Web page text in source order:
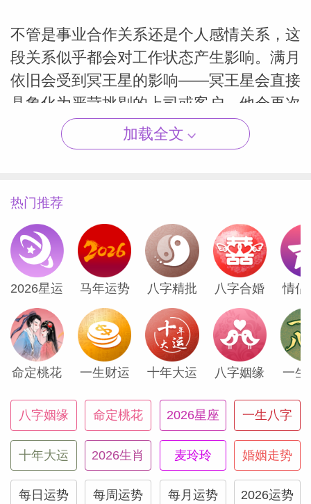
（Susan
不管是事业合作关系还是个人感情关系，这
段关系似乎都会对工作状态产生影响。满月
依旧会受到冥王星的影响——冥王星会直接
具象化为严苛挑剔的上司或客户，他会再次
向你施压，要求你拿出成果。但这一次，象
征好运与馈赠的木星会前来救场，会出手解
场，会出手解围。为了帮你缓解压力，木星
会鼓励你和其他人达成合作——可能是深度
合作的合作方，可能是专业的经纪人、代理
人，也有可能是在专业方面予你支持，帮你
更进一步。现在的行动很可能会为你带来收
入提升，也可能因为出色完成了工作而收获
奖金。你的直觉会精准无比，直击要害。
正文
4月有许多事会发生在幕后，而且可能超出
了你能干预的范畴。未必是坏事，只是意味
加载全文
热门推荐
2026星运 马年运势 八字精批 八字合婚 情侣
命定桃花 一生财运 十年大运 八字姻缘 一生
八字姻缘 命定桃花 2026星座 一生八字
十年大运 2026生肖 麦玲玲 婚姻走势
每日运势 每周运势 每月运势 2026运势